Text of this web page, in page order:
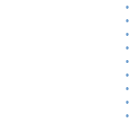
•
•
•
•
•
•
•
•
•